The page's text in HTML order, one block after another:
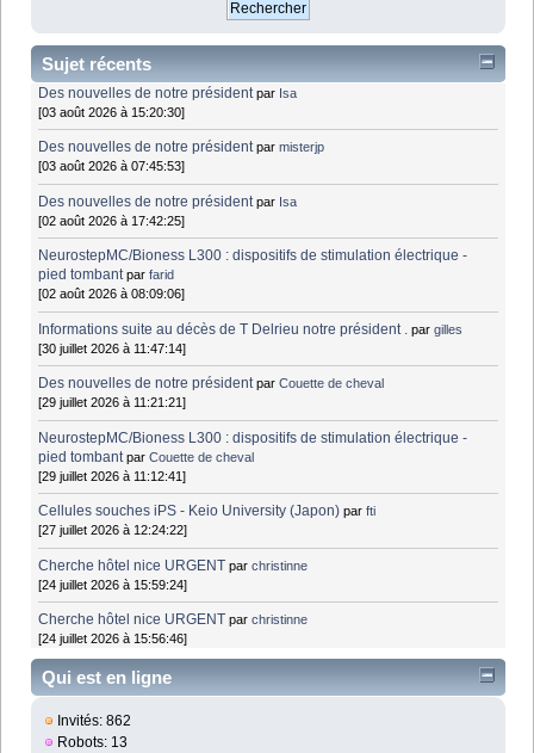
Sujet récents
Des nouvelles de notre président par Isa
[03 août 2026 à 15:20:30]
Des nouvelles de notre président parmisterjp
[03 août 2026 à 07:45:53]
Des nouvelles de notre président par Isa
[02 août 2026 à 17:42:25]
NeurostepMC/Bioness L300 : dispositifs de stimulation électrique -
pied tombant parfarid
[02 août 2026 à 08:09:06]
Informations suite au décès de T Delrieu notre président . pargilles
[30 juillet 2026 à 11:47:14]
Des nouvelles de notre président parCouette de cheval
[29 juillet 2026 à 11:21:21]
NeurostepMC/Bioness L300 : dispositifs de stimulation électrique -
pied tombant parCouette de cheval
[29 juillet 2026 à 11:12:41]
Cellules souches iPS - Keio University (Japon) parfti
[27 juillet 2026 à 12:24:22]
Cherche hôtel nice URGENT parchristinne
[24 juillet 2026 à 15:59:24]
Cherche hôtel nice URGENT parchristinne
[24 juillet 2026 à 15:56:46]
Qui est en ligne
Invités: 862
Robots: 13